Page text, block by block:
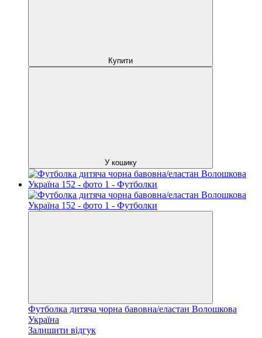
Купити
У кошику
Футболка дитяча чорна бавовна/еластан Волошкова
Україна
Залишити відгук